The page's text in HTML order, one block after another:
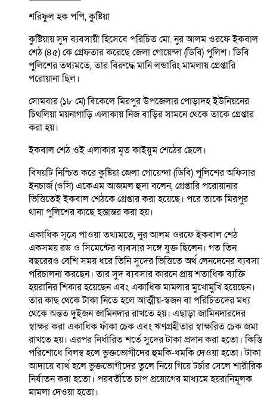
শরিফুল হক পপি, কুষ্টিয়া
কুষ্টিয়ায় সুদ ব্যবসায়ী হিসেবে পরিচিত মো. নুর আলম ওরফে ইকবাল
শেঠ (৪৫) কে গ্রেফতার করেছে জেলা গোয়েন্দা (ডিবি) পুলিশ। ডিবি
পুলিশের তথ্যমতে, তার বিরুদ্ধে মানি লন্ডারিং মামলায় গ্রেপ্তারি
পরোয়ানা ছিল।
সোমবার (১৮ মে) বিকেলে মিরপুর উপজেলার পোড়াদহ ইউনিয়নের
চিথলিয়া ময়নাগাড়ি এলাকায় নিজ বাড়ির সামনে থেকে তাকে গ্রেপ্তার
করা হয়।
ইকবাল শেঠ ওই এলাকার মৃত কাইয়ুম শেঠের ছেলে।
বিষয়টি নিশ্চিত করে কুষ্টিয়া জেলা গোয়েন্দা (ডিবি) পুলিশের অফিসার
ইনচার্জ (ওসি) একেএম আজমল হুদা বলেন, গ্রেপ্তারি পরোয়ানার
ভিত্তিতেই ইকবাল শেঠকে গ্রেপ্তার করা হয়েছে। পরে তাকে মিরপুর
থানা পুলিশের কাছে হস্তান্তর করা হয়।
একাধিক সূত্রে পাওয়া তথ্যমতে, নুর আলম ওরফে ইকবাল শেঠ
একসময় রড ও সিমেন্টের ব্যবসার সঙ্গে যুক্ত ছিলেন। গত তিন
বছরেরও বেশি সময় ধরে তিনি সুদের ভিত্তিতে অর্থ লেনদেনের ব্যবসা
পরিচালনা করছেন। তার সুদ ব্যবসার কারনে প্রায় শতাধিক ব্যক্তি
হয়রানির শিকার হয়েছেন এবং একাধিক মামলার মুখোমুখি হয়েছেন।
তার কাছ থেকে টাকা নিতে হলে আত্মীয়-স্বজন বা পরিচিতদের মধ্য
থেকে অন্তত দুইজন জামিনদার রাখতে হয়। এছাড়া জামিনদারদের
স্বাক্ষর করা একাধিক ফাঁকা চেক এবং ঋণগ্রহীতার স্বাক্ষরিত চেক জমা
রাখতে হয়। এরপর নির্ধারিত শর্তে সুদের টাকা প্রদান করা হতো। কিস্তি
পরিশোধে বিলম্ব হলে ভুক্তভোগীদের হুমকি-ধমকি দেওয়া হতো। টাকা
আদায়ে ব্যর্থ হলে ভুক্তভোগীদের তুলে নিয়ে গিয়ে টর্চার সেলে শারীরিক
নির্যাতন করা হতো। পরবর্তীতে চাপ প্রয়োগের মাধ্যমে হয়রানিমূলক
মামলা দেওয়া হতো।